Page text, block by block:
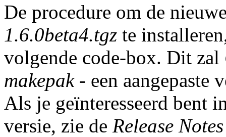
De procedure om de
1.6.0beta4.tgz te
volgende code-box. Dit zal
makepak- een aangepaste
Als je geïnteresseerd bent
versie, zie de Release Notes